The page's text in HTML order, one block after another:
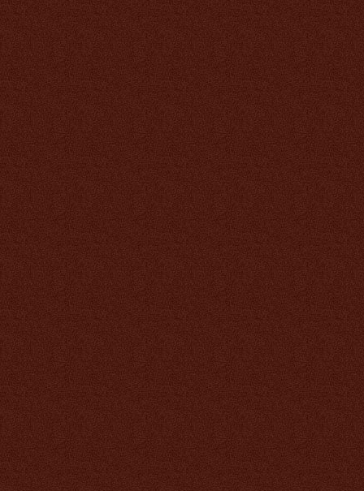
1 475 руб.
Биокальций Тяньши
2 832 руб.
Кордицепс Тяньши
885 руб.